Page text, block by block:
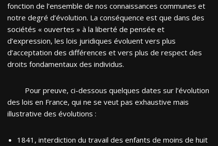
fonction de l’ensemble de nos connaissances communes et
notre degré d’évolution. La conséquence est que dans des
sociétés « ouvertes » à la liberté de pensée et
d’expression, les lois juridiques évoluent vers plus
d’acceptation des différences et vers plus de respect des
droits fondamentaux des individus.
Pour preuve, ci-dessous quelques dates sur l’évolution
des lois en France, qui ne se veut pas exhaustive mais
illustrative des évolutions :
1841, interdiction du travail des enfants de moins de huit